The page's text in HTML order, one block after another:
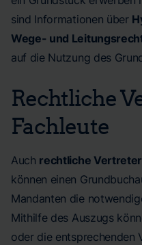
sind Informationen über
Wege- und
auf die Nutzung des
Rechtliche
Fachleute
Auch rechtliche Vertreter
können einen
Mandanten die
Mithilfe des Auszugs
oder die entsprechenden